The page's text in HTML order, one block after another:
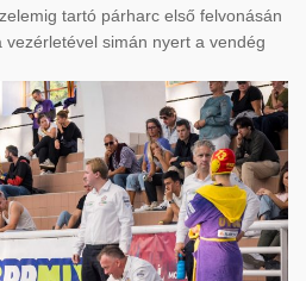
tartó párharc első felvonásán
simán nyert a vendég